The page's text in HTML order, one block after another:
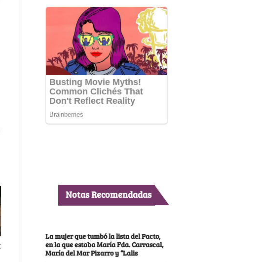
Notas Recomendadas
La mujer que tumbó la lista del Pacto,
en la que estaba María Fda. Carrascal,
María del Mar Pizarro y “Lalis